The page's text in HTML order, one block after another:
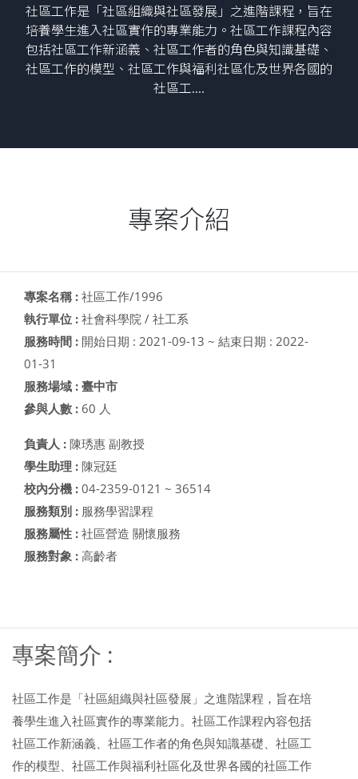
社區工作是「社區組織與社區發展」之進階課程，旨在
培養學生進入社區實作的專業能力。社區工作課程內容
包括社區工作新涵義、社區工作者的角色與知識基礎、
社區工作的模型、社區工作與福利社區化及世界各國的
社區工....
專案介紹
專案名稱 : 社區工作/1996
執行單位 : 社會科學院 / 社工系
服務時間 : 開始日期 : 2021-09-13 ~ 結束日期 : 2022-
01-31
服務場域 : 臺中市
參與人數 : 60 人
負責人 : 陳琇惠 副教授
學生助理 : 陳冠廷
校內分機 : 04-2359-0121 ~ 36514
服務類別 : 服務學習課程
服務屬性 : 社區營造 關懷服務
服務對象 : 高齡者
專案簡介 :
社區工作是「社區組織與社區發展」之進階課程，旨在培
養學生進入社區實作的專業能力。社區工作課程內容包括
社區工作新涵義、社區工作者的角色與知識基礎、社區工
作的模型、社區工作與福利社區化及世界各國的社區工作